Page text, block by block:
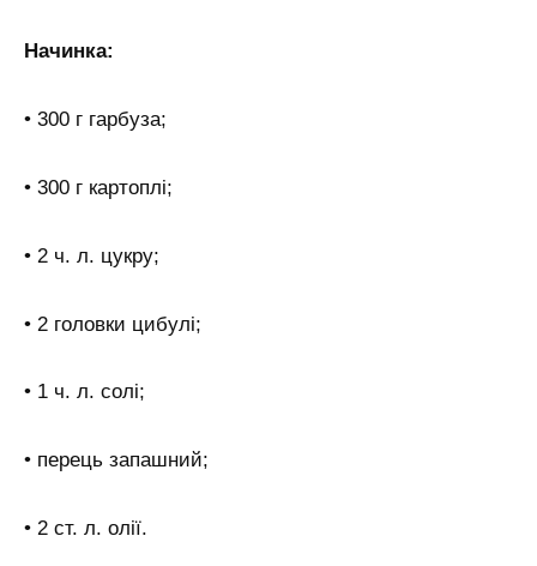
Начинка:
• 300 г гарбуза;
• 300 г картоплі;
• 2 ч. л. цукру;
• 2 головки цибулі;
• 1 ч. л. солі;
• перець запашний;
• 2 ст. л. олії.